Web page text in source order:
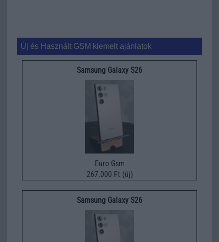
Új és Használt GSM kiemelt ajánlatok
Samsung Galaxy S26
Euro Gsm
267.000 Ft (új)
Samsung Galaxy S26